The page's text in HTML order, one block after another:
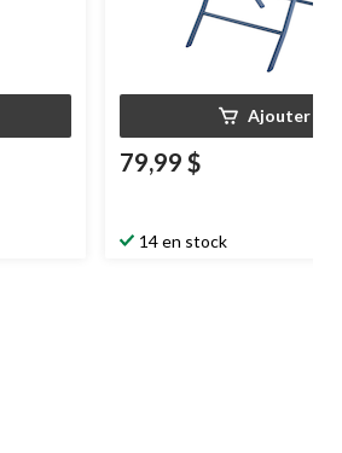
Ajouter
79,99 $
14 en stock